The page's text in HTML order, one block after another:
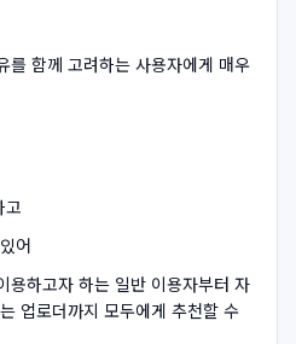
를 함께 고려하는 사용자에게 매우
고
어
용하고자 하는 일반 이용자부터 자
업로더까지 모두에게 추천할 수